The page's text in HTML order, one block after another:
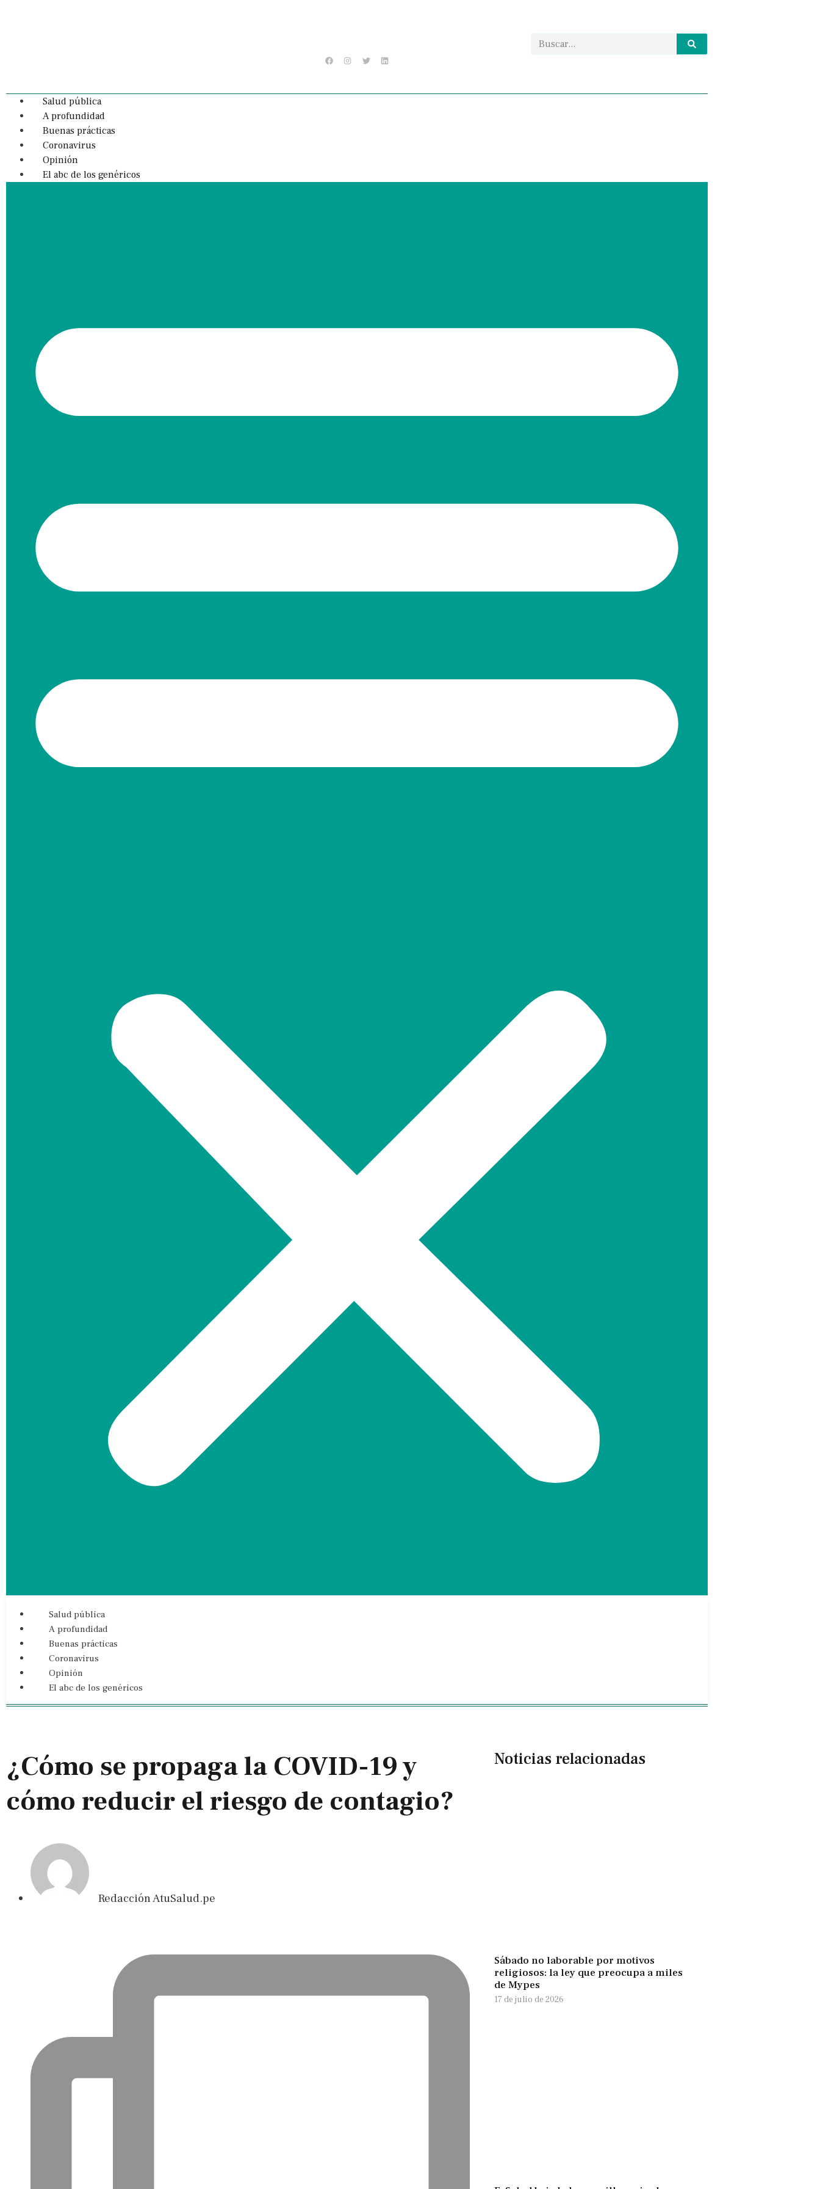
Salud pública
A profundidad
Buenas prácticas
Coronavirus
Opinión
El abc de los genéricos
Salud pública
A profundidad
Buenas prácticas
Coronavirus
Opinión
El abc de los genéricos
¿Cómo se propaga la COVID-19 y
cómo reducir el riesgo de contagio?
Redacción AtuSalud.pe
Noticias relacionadas
Sábado no laborable por motivos
religiosos: la ley que preocupa a miles
de Mypes
17 de julio de 2026